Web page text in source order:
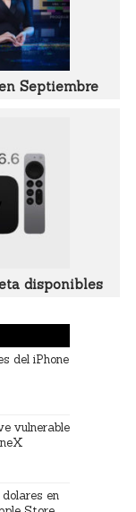
Septiembre
disponibles
del iPhone
vulnerable
en